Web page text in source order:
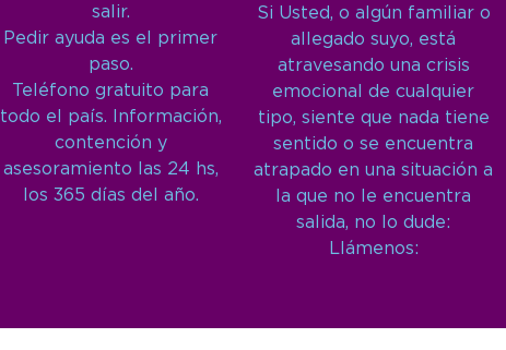
salir.
Pedir ayuda es el primer
paso.
Teléfono gratuito para
todo el país. Información,
contención y
asesoramiento las 24 hs,
los 365 días del año.
Si Usted, o algún familiar o
allegado suyo, está
atravesando una crisis
emocional de cualquier
tipo, siente que nada tiene
sentido o se encuentra
atrapado en una situación a
la que no le encuentra
salida, no lo dude:
Llámenos: